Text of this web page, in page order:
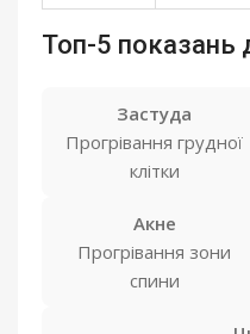
Топ-5 показань
Застуда
Прогрівання грудної
клітки
Акне
Прогрівання зони
спини